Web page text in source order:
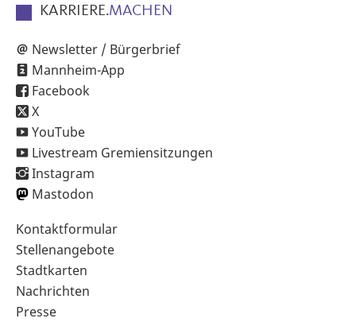
KARRIERE.MACHEN
Newsletter / Bürgerbrief
Mannheim-App
Facebook
X
YouTube
Livestream Gremiensitzungen
Instagram
Mastodon
Sekundärnavigation
im
Fußbereich
Kontaktformular
Stellenangebote
Stadtkarten
Nachrichten
Presse